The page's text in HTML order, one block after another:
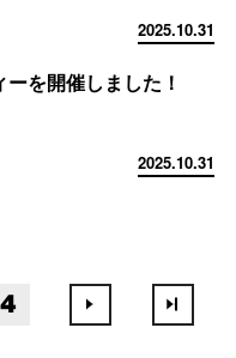
2025.10.31
を開催しました！
2025.10.31
4